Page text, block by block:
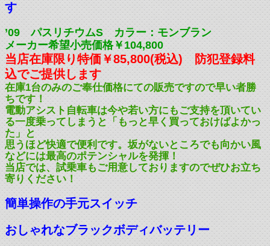
す
’09 パスリチウムS カラー：モンブラン
メーカー希望小売価格￥104,800
当店在庫限り特価￥85,800(税込) 防犯登録料
込でご提供します
在庫1台のみのご奉仕価格にての販売ですので早い者勝
ちです！
電動アシスト自転車は今や若い方にもご支持を頂いてい
る一度乗ってしまうと「もっと早く買っておけばよかっ
た」と
思うほど快適で便利です。坂がないところでも向かい風
などには最高のポテンシャルを発揮！
当店では、試乗車もご用意しておりますのでぜひお立ち
寄りください！
簡単操作の手元スイッチ
おしゃれなブラックボディバッテリー